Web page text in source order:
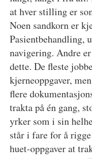
at hver stilling er
Noen sandkorn er
Pasientbehandling,
navigering. Andre
dette. De fleste
kjerneoppgaver,
flere
trakta på én gang,
yrker som i sin
står i fare for å
huet-oppgaver at